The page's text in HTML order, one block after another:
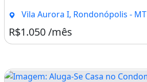
Vila Aurora I, Rondonópolis - MT
R$1.050 /mês